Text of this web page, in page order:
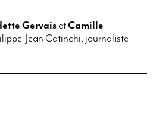
Gervais etCamille
Jean Catinchi, journaliste